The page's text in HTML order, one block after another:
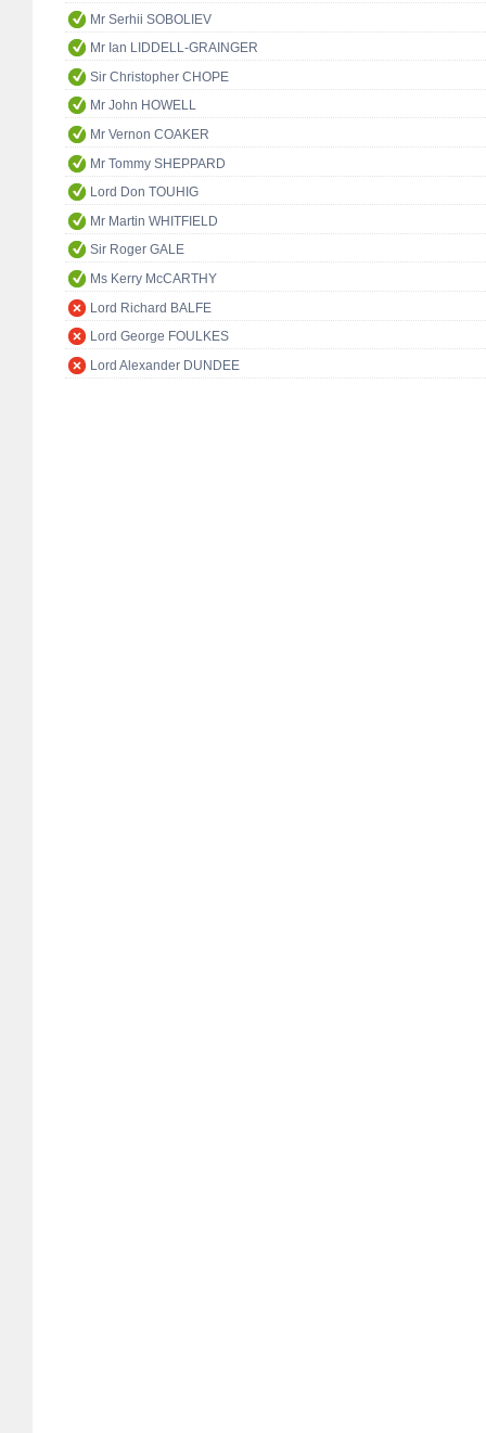
Mr Serhii SOBOLIEV
Mr Ian LIDDELL-GRAINGER
Sir Christopher CHOPE
Mr John HOWELL
Mr Vernon COAKER
Mr Tommy SHEPPARD
Lord Don TOUHIG
Mr Martin WHITFIELD
Sir Roger GALE
Ms Kerry McCARTHY
Lord Richard BALFE
Lord George FOULKES
Lord Alexander DUNDEE